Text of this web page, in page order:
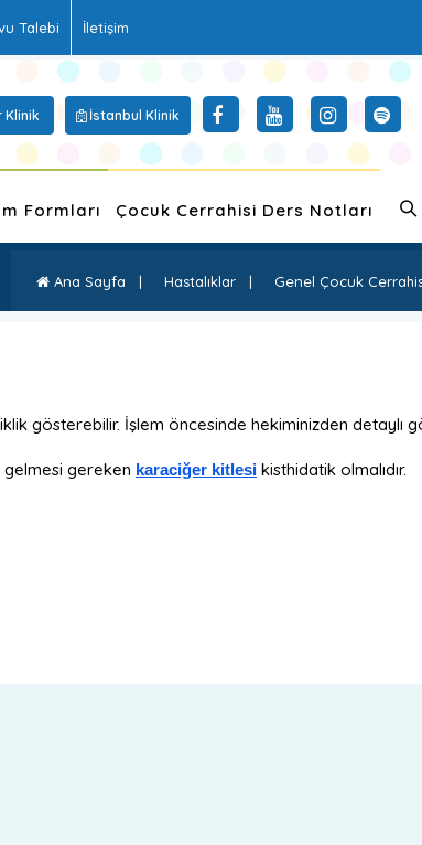
Talebi İletişim
Klinik İstanbul Klinik
Formları Çocuk Cerrahisi Ders Notları
Ana Sayfa | Hastalıklar | Genel Çocuk
gösterebilir. İşlem öncesinde hekiminizden detaylı
gelmesi gereken karaciğer kitlesi kisthidatik olmalıdır.